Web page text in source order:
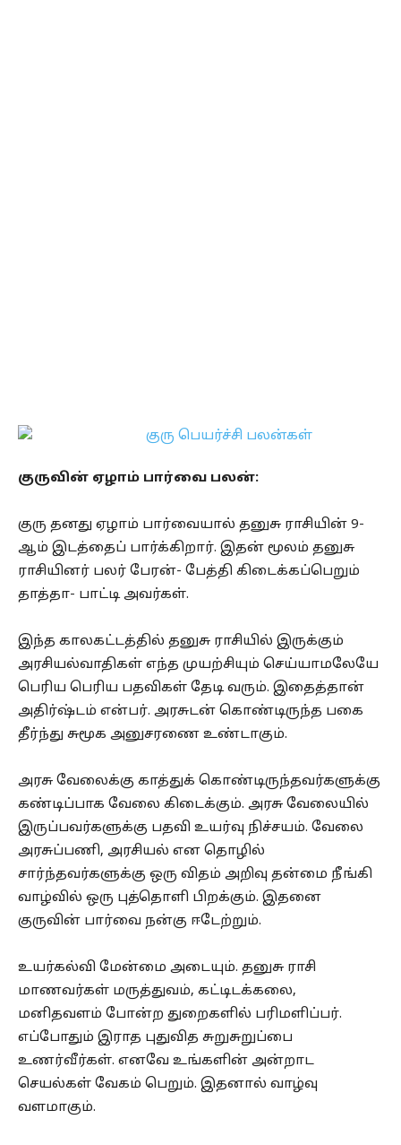
குருவின் ஏழாம் பார்வை பலன்:
குரு தனது ஏழாம் பார்வையால் தனுசு ராசியின் 9-
ஆம் இடத்தைப் பார்க்கிறார். இதன் மூலம் தனுசு
ராசியினர் பலர் பேரன்- பேத்தி கிடைக்கப்பெறும்
தாத்தா- பாட்டி அவர்கள்.
இந்த காலகட்டத்தில் தனுசு ராசியில் இருக்கும்
அரசியல்வாதிகள் எந்த முயற்சியும் செய்யாமலேயே
பெரிய பெரிய பதவிகள் தேடி வரும். இதைத்தான்
அதிர்ஷ்டம் என்பர். அரசுடன் கொண்டிருந்த பகை
தீர்ந்து சுமூக அனுசரணை உண்டாகும்.
அரசு வேலைக்கு காத்துக் கொண்டிருந்தவர்களுக்கு
கண்டிப்பாக வேலை கிடைக்கும். அரசு வேலையில்
இருப்பவர்களுக்கு பதவி உயர்வு நிச்சயம். வேலை
அரசுப்பணி, அரசியல் என தொழில்
சார்ந்தவர்களுக்கு ஒரு விதம் அறிவு தன்மை நீங்கி
வாழ்வில் ஒரு புத்தொளி பிறக்கும். இதனை
குருவின் பார்வை நன்கு ஈடேற்றும்.
உயர்கல்வி மேன்மை அடையும். தனுசு ராசி
மாணவர்கள் மருத்துவம், கட்டிடக்கலை,
மனிதவளம் போன்ற துறைகளில் பரிமளிப்பர்.
எப்போதும் இராத புதுவித சுறுசுறுப்பை
உணர்வீர்கள். எனவே உங்களின் அன்றாட
செயல்கள் வேகம் பெறும். இதனால் வாழ்வு
வளமாகும்.